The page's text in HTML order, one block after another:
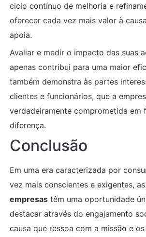
ciclo contínuo de melhoria e
oferecer cada vez mais valor à
apoia.
Avaliar e medir o impacto das suas
apenas contribui para uma maior
também demonstra às partes
clientes e funcionários, que a
verdadeiramente comprometida em
diferença.
Conclusão
Em uma era caracterizada por
vez mais conscientes e exigentes, as
empresas têm uma oportunidade
destacar através do engajamento
causa que ressoa com a missão e